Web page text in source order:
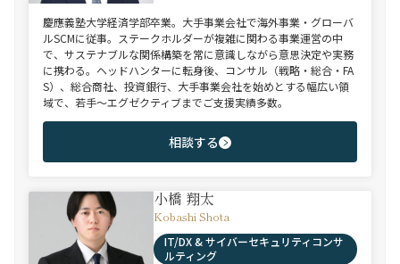
慶應義塾大学経済学部卒業。大手事業会社で海外事業・グローバ
ルSCMに従事。ステークホルダーが複雑に関わる事業運営の中
で、サステナブルな関係構築を常に意識しながら意思決定や実務
に携わる。ヘッドハンターに転身後、コンサル（戦略・総合・FA
S）、総合商社、投資銀行、大手事業会社を始めとする幅広い領
域で、若手～エグゼクティブまでご支援実績多数。
相談する
小橋 翔太
Kobashi Shota
IT/DX & サイバーセキュリティコンサ
ルティング